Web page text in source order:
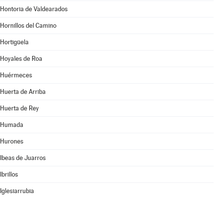
Hontoria de Valdearados
Hornillos del Camino
Hortigüela
Hoyales de Roa
Huérmeces
Huerta de Arriba
Huerta de Rey
Humada
Hurones
Ibeas de Juarros
Ibrillos
Iglesiarrubia